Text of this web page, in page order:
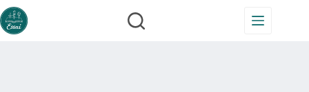
Salta
al
contenuto